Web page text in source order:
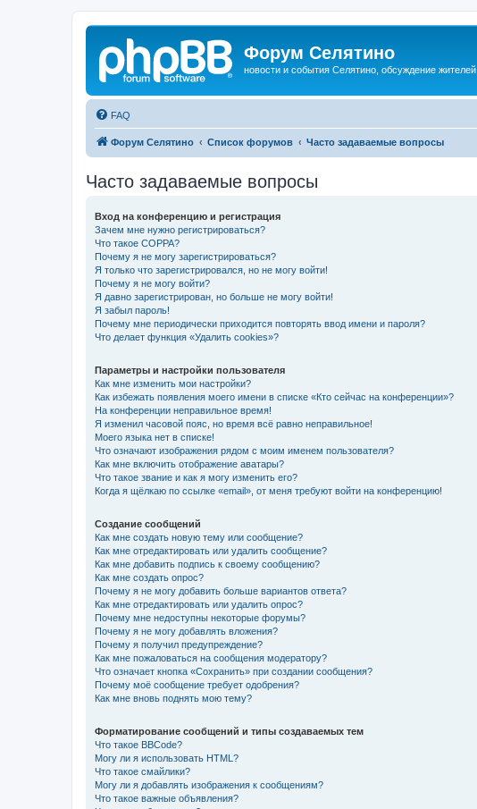
Форум Селятино
новости и события Селятино, обсуждение жителей
FAQ
Форум Селятино Список форумов Часто задаваемые вопросы
Часто задаваемые вопросы
Вход на конференцию и регистрация
Зачем мне нужно регистрироваться?
Что такое COPPA?
Почему я не могу зарегистрироваться?
Я только что зарегистрировался, но не могу войти!
Почему я не могу войти?
Я давно зарегистрирован, но больше не могу войти!
Я забыл пароль!
Почему мне периодически приходится повторять ввод имени и пароля?
Что делает функция «Удалить cookies»?
Параметры и настройки пользователя
Как мне изменить мои настройки?
Как избежать появления моего имени в списке «Кто сейчас на конференции»?
На конференции неправильное время!
Я изменил часовой пояс, но время всё равно неправильное!
Моего языка нет в списке!
Что означают изображения рядом с моим именем пользователя?
Как мне включить отображение аватары?
Что такое звание и как я могу изменить его?
Когда я щёлкаю по ссылке «email», от меня требуют войти на конференцию!
Создание сообщений
Как мне создать новую тему или сообщение?
Как мне отредактировать или удалить сообщение?
Как мне добавить подпись к своему сообщению?
Как мне создать опрос?
Почему я не могу добавить больше вариантов ответа?
Как мне отредактировать или удалить опрос?
Почему мне недоступны некоторые форумы?
Почему я не могу добавлять вложения?
Почему я получил предупреждение?
Как мне пожаловаться на сообщения модератору?
Что означает кнопка «Сохранить» при создании сообщения?
Почему моё сообщение требует одобрения?
Как мне вновь поднять мою тему?
Форматирование сообщений и типы создаваемых тем
Что такое BBCode?
Могу ли я использовать HTML?
Что такое смайлики?
Могу ли я добавлять изображения к сообщениям?
Что такое важные объявления?